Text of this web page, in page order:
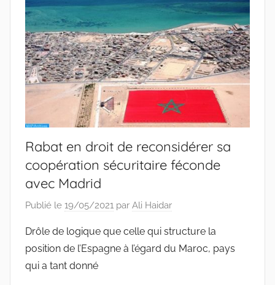
Rabat en droit de reconsidérer sa
coopération sécuritaire féconde
avec Madrid
Publié le 19/05/2021 par Ali Haidar
Drôle de logique que celle qui structure la
position de l’Espagne à l’égard du Maroc, pays
qui a tant donné